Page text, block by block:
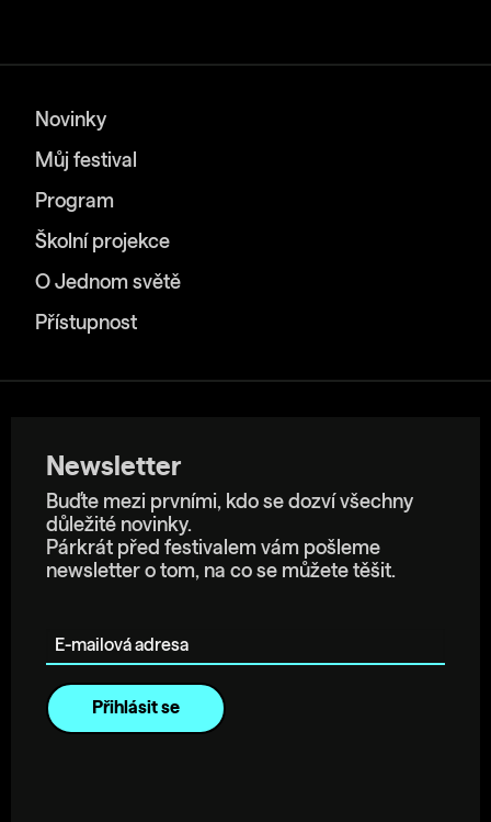
Novinky
Můj festival
Program
Školní projekce
O Jednom světě
Přístupnost
Newsletter
Buďte mezi prvními, kdo se dozví všechny
důležité novinky.
Párkrát před festivalem vám pošleme
newsletter o tom, na co se můžete těšit.